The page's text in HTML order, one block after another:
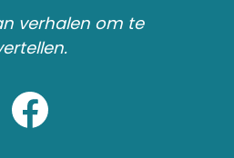
verhalen om te